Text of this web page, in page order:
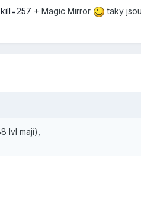
+ Magic Mirror
taky
lvl mají­),